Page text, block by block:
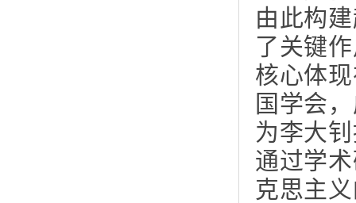
由此构
了关键
核心体
国学会
为李大
通过学
克思主